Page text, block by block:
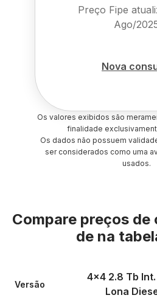
Preço Fipe
Ago/
Nova
Os valores exibidos são
finalidade
Os dados não possuem
ser considerados como uma
usados.
Compare preços
de na
Versão
4x4 2.8 Tb Int.
Lona